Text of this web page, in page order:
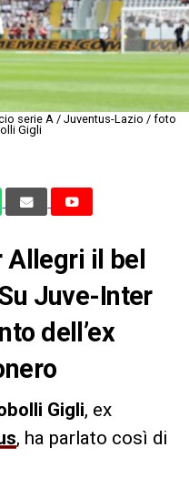
serie A / Juventus-Lazio / foto
Gigli
Allegri il bel
Juve-Inter
dell’ex
Gigli, ex
, ha parlato così di